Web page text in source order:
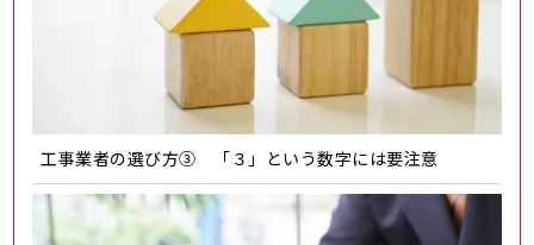
工事業者の選び方③ 「３」という数字には要注意